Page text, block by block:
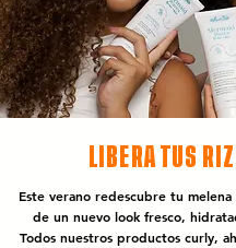
LIBERA TUS
Este verano redescubre tu
de un nuevo look fresco,
Todos nuestros productos curly,